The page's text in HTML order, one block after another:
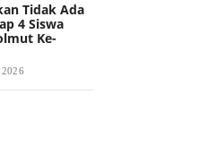
Tidak Ada
4 Siswa
Ke-